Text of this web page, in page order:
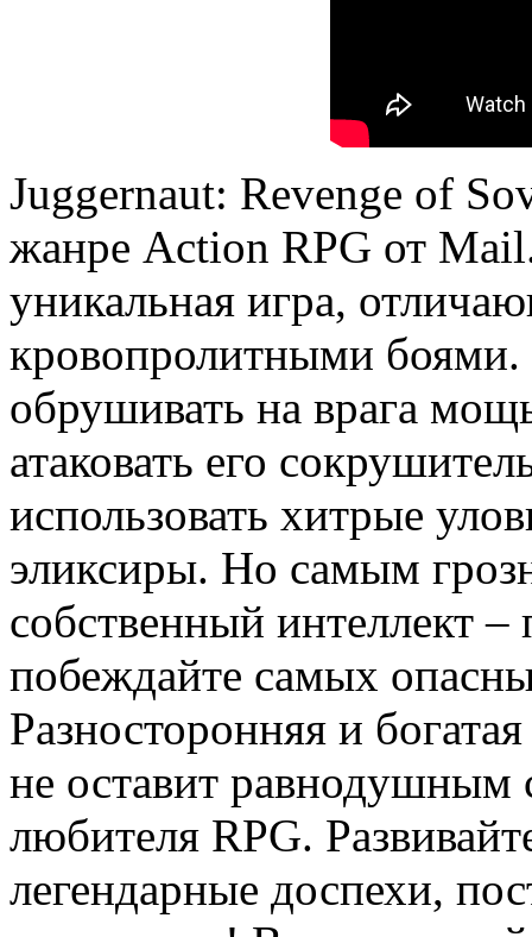
Juggernaut: Revenge of
жанре Action RPG от
уникальная игра,
кровопролитными
обрушивать на врага
атаковать его
использовать хитрые
эликсиры. Но самым
собственный интеллект
побеждайте самых
Разносторонняя и
не оставит равнодушным
любителя RPG.
легендарные доспехи,